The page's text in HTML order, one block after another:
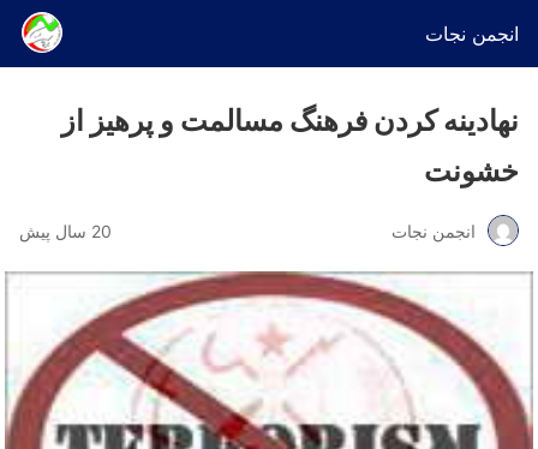
انجمن نجات
نهادینه کردن فرهنگ مسالمت و پرهیز از
خشونت
انجمن نجات 20 سال پیش